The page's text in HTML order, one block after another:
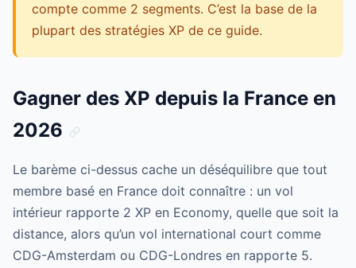
compte comme 2 segments. C’est la base de la
plupart des stratégies XP de ce guide.
Gagner des XP depuis la France en
2026
Le barème ci-dessus cache un déséquilibre que tout
membre basé en France doit connaître : un vol
intérieur rapporte 2 XP en Economy, quelle que soit la
distance, alors qu’un vol international court comme
CDG-Amsterdam ou CDG-Londres en rapporte 5.